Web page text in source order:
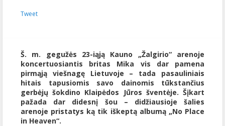
Tweet
Š. m. gegužės 23-iąją Kauno „Žalgirio“ arenoje
koncertuosiantis britas Mika vis dar pamena
pirmąją viešnagę Lietuvoje – tada pasauliniais
hitais tapusiomis savo dainomis tūkstančius
gerbėjų šokdino Klaipėdos Jūros šventėje. Šįkart
pažada dar didesnį šou – didžiausioje šalies
arenoje pristatys ką tik iškeptą albumą „No Place
in Heaven“.